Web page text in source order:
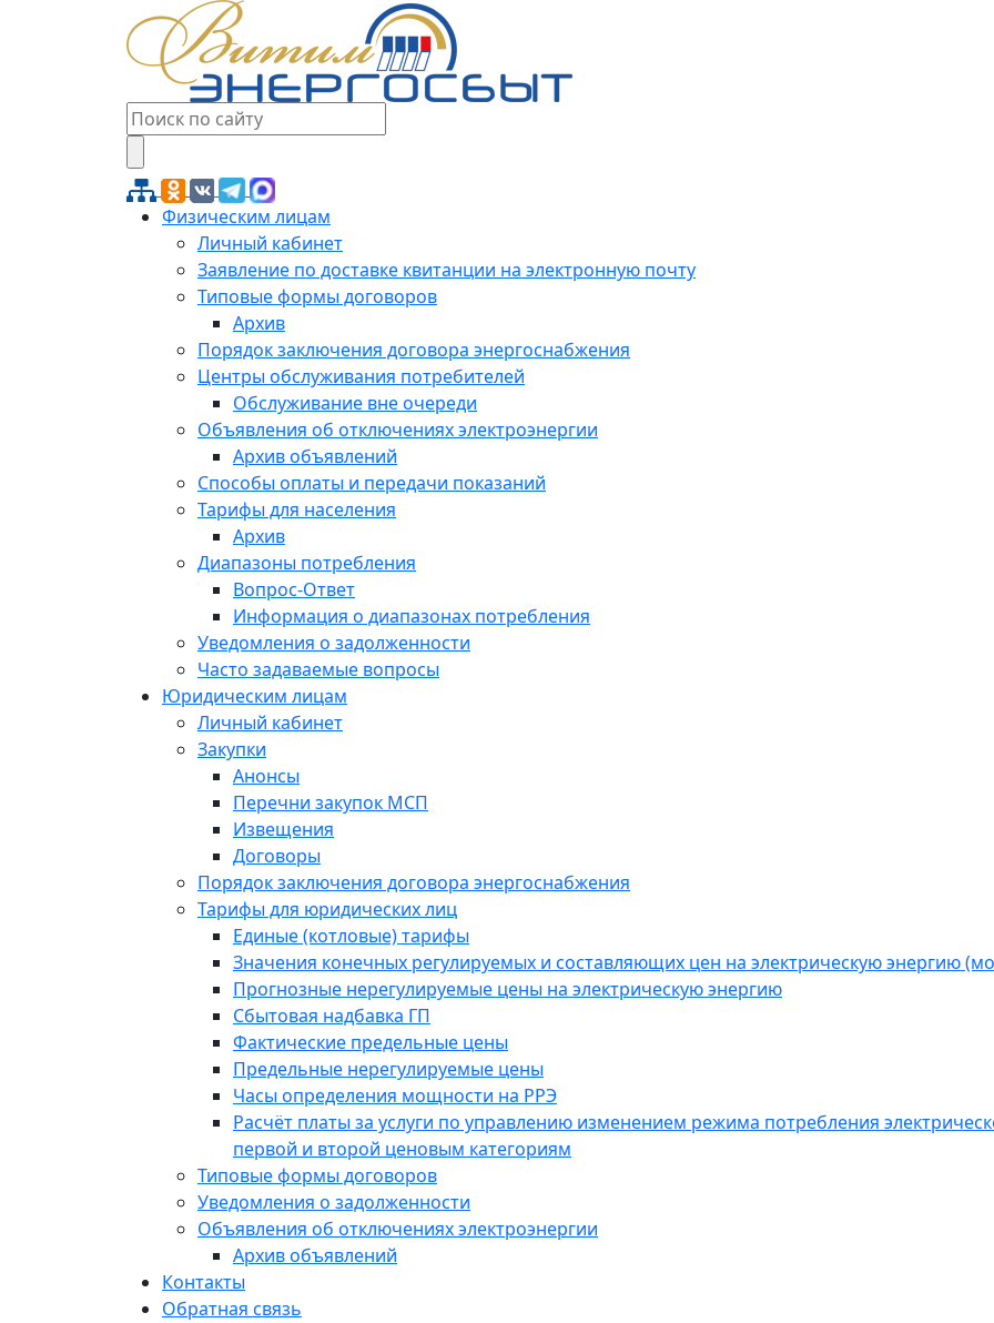
Физическим лицам
Личный кабинет
Заявление по доставке квитанции на электронную почту
Типовые формы договоров
Архив
Порядок заключения договора энергоснабжения
Центры обслуживания потребителей
Обслуживание вне очереди
Объявления об отключениях электроэнергии
Архив объявлений
Способы оплаты и передачи показаний
Тарифы для населения
Архив
Диапазоны потребления
Вопрос-Ответ
Информация о диапазонах потребления
Уведомления о задолженности
Часто задаваемые вопросы
Юридическим лицам
Личный кабинет
Закупки
Анонсы
Перечни закупок МСП
Извещения
Договоры
Порядок заключения договора энергоснабжения
Тарифы для юридических лиц
Единые (котловые) тарифы
Значения конечных регулируемых и составляющих цен на электрическую энергию
Прогнозные нерегулируемые цены на электрическую энергию
Сбытовая надбавка ГП
Фактические предельные цены
Предельные нерегулируемые цены
Часы определения мощности на РРЭ
Расчёт платы за услуги по управлению изменением режима потребления
первой и второй ценовым категориям
Типовые формы договоров
Уведомления о задолженности
Объявления об отключениях электроэнергии
Архив объявлений
Контакты
Обратная связь